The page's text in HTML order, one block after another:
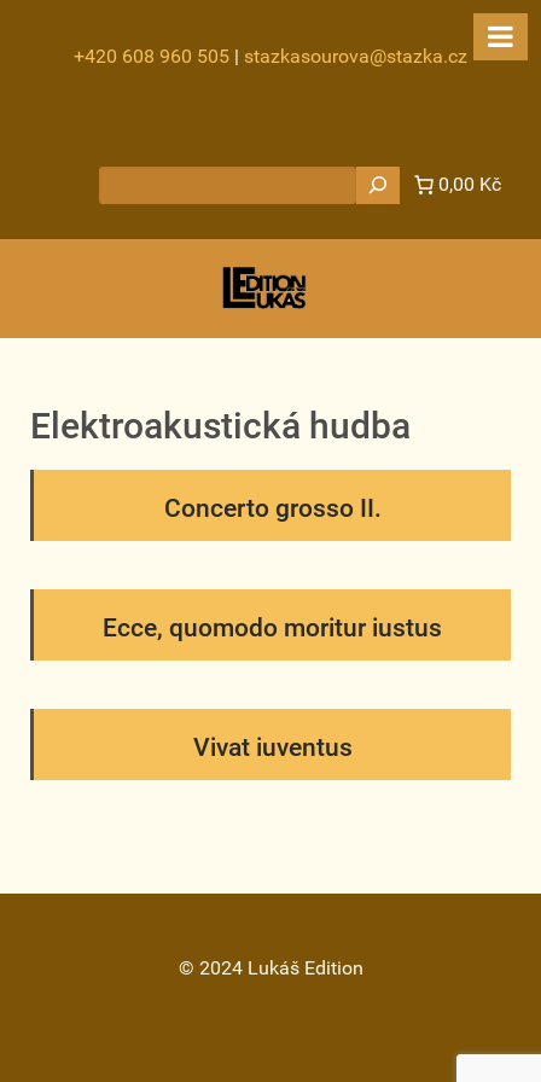
+420 608 960 505 | stazkasourova@stazka.cz
0,00 Kč
Elektroakustická hudba
Concerto grosso II.
Ecce, quomodo moritur iustus
Vivat iuventus
© 2024 Lukáš Edition